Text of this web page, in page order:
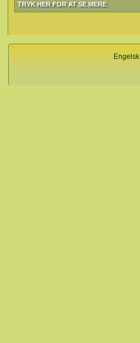
TRYK HER FOR AT SE MERE
Engelsk